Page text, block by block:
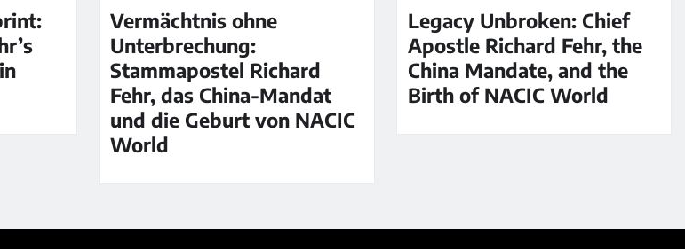
Vermächtnis ohne
Unterbrechung:
Stammapostel Richard
Fehr, das China-Mandat
und die Geburt von NACIC
World
Legacy Unbroken: Chief
Apostle Richard Fehr, the
China Mandate, and the
Birth of NACIC World